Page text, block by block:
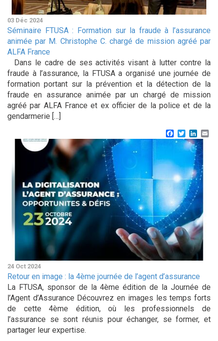
03 Déc 2024
Séminaire FTUSA : Formation sur la fraude à l’assurance
animée par M. Christophe C. chargé de mission agréé par
ALFA France
Dans le cadre de ses activités visant à lutter contre la
fraude à l’assurance, la FTUSA a organisé une journée de
formation portant sur la prévention et la détection de la
fraude en assurance animée par un chargé de mission
agréé par ALFA France et ex officier de la police et de la
gendarmerie […]
Facebook
Twitter
24 Oct 2024
Retour en image : la 4ème journée de l’agent d’assurance
La FTUSA, sponsor de la 4ème édition de la Journée de
l’Agent d’Assurance Découvrez en images les temps forts
de cette 4ème édition, où les professionnels de
l’assurance se sont réunis pour échanger, se former, et
partager leur expertise.